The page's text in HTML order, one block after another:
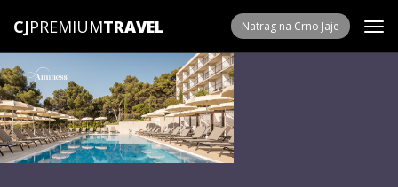
CJPREMIUM Natrag na Crno Jaje